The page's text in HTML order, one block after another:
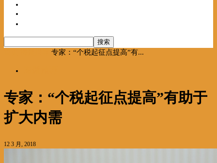
专家：“个税起征点提高”有...
专家：“个税起征点提高”有助于
扩大内需
12 3 月, 2018